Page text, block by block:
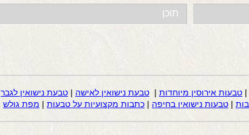
| טבעות אירוסין מיוחדות | טבעת נישואין לאישה | טבעת נישואין לגבר
| טבעות נישואין בחיפה | כתבות מקצועיות על טבעות | מפת גולש